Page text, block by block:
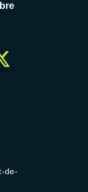
de-
twitter